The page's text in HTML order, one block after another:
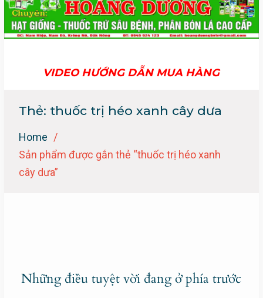
VIDEO HƯỚNG DẪN MUA HÀNG
Thẻ: thuốc trị héo xanh cây dưa
Home
Sản phẩm được gắn thẻ “thuốc trị héo xanh
cây dưa”
Những điều tuyệt vời đang ở phía trước